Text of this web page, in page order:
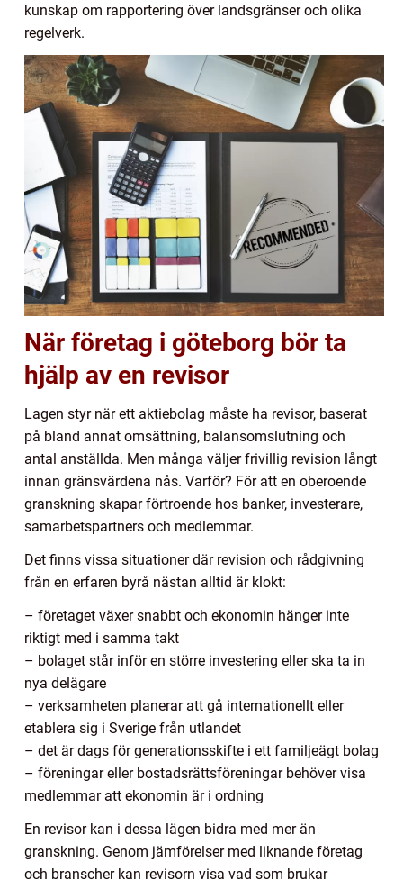
kunskap om rapportering över landsgränser och olika
regelverk.
När företag i göteborg bör ta
hjälp av en revisor
Lagen styr när ett aktiebolag måste ha revisor, baserat
på bland annat omsättning, balansomslutning och
antal anställda. Men många väljer frivillig revision långt
innan gränsvärdena nås. Varför? För att en oberoende
granskning skapar förtroende hos banker, investerare,
samarbetspartners och medlemmar.
Det finns vissa situationer där revision och rådgivning
från en erfaren byrå nästan alltid är klokt:
– företaget växer snabbt och ekonomin hänger inte
riktigt med i samma takt
– bolaget står inför en större investering eller ska ta in
nya delägare
– verksamheten planerar att gå internationellt eller
etablera sig i Sverige från utlandet
– det är dags för generationsskifte i ett familjeägt bolag
– föreningar eller bostadsrättsföreningar behöver visa
medlemmar att ekonomin är i ordning
En revisor kan i dessa lägen bidra med mer än
granskning. Genom jämförelser med liknande företag
och branscher kan revisorn visa vad som brukar